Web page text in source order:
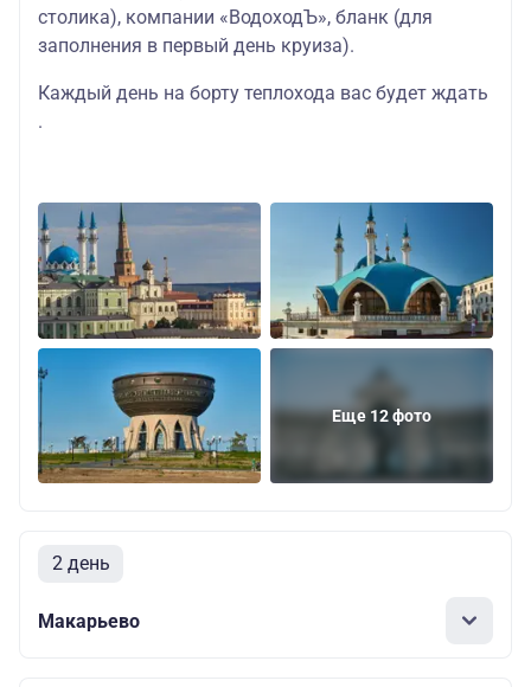
столика), компании «ВодоходЪ», бланк (для
заполнения в первый день круиза).
Каждый день на борту теплохода вас будет ждать
.
Еще 12 фото
2 день
Макарьево